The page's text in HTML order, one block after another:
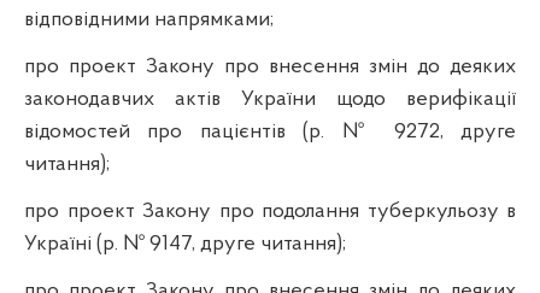
відповідними напрямками;
про проект Закону про внесення змін до деяких
законодавчих актів України щодо верифікації
відомостей про пацієнтів (р. № 9272, друге
читання);
про проект Закону про подолання туберкульозу в
Україні (р. № 9147, друге читання);